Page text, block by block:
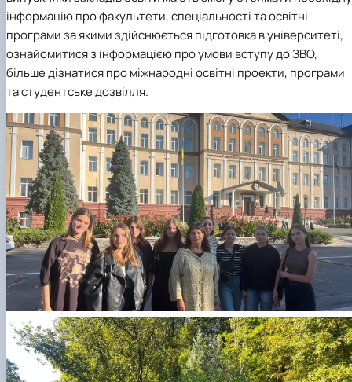
інформацію про факультети, спеціальності та освітні
програми за якими здійснюється підготовка в університеті,
ознайомитися з інформацією про умови вступу до ЗВО,
більше дізнатися про міжнародні освітні проекти, програми
та студентське дозвілля.